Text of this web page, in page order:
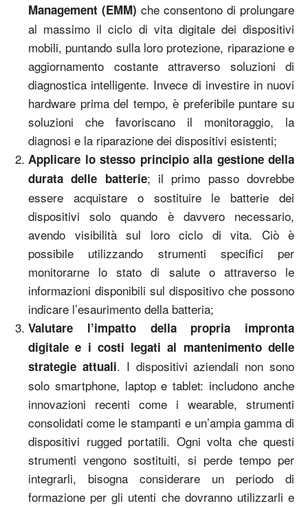
Management (EMM) che consentono di prolungare
al massimo il ciclo di vita digitale dei dispositivi
mobili, puntando sulla loro protezione, riparazione e
aggiornamento costante attraverso soluzioni di
diagnostica intelligente. Invece di investire in nuovi
hardware prima del tempo, è preferibile puntare su
soluzioni che favoriscano il monitoraggio, la
diagnosi e la riparazione dei dispositivi esistenti;
Applicare lo stesso principio alla gestione della
durata delle batterie; il primo passo dovrebbe
essere acquistare o sostituire le batterie dei
dispositivi solo quando è davvero necessario,
avendo visibilità sul loro ciclo di vita. Ciò è
possibile utilizzando strumenti specifici per
monitorarne lo stato di salute o attraverso le
informazioni disponibili sul dispositivo che possono
indicare l’esaurimento della batteria;
Valutare l’impatto della propria impronta
digitale e i costi legati al mantenimento delle
strategie attuali. I dispositivi aziendali non sono
solo smartphone, laptop e tablet: includono anche
innovazioni recenti come i wearable, strumenti
consolidati come le stampanti e un’ampia gamma di
dispositivi rugged portatili. Ogni volta che questi
strumenti vengono sostituiti, si perde tempo per
integrarli, bisogna considerare un periodo di
formazione per gli utenti che dovranno utilizzarli e